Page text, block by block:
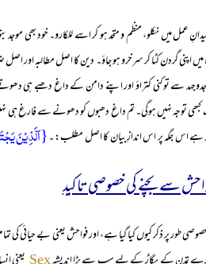
میں نکلو، منظم و متحد ہو کر اسے للکارو۔ خود بھی موجد
میں اپنی گردن کٹا کر سرخرو ہو جاؤ۔ دین کا اصل مطالبہ
سے توکنی کتراؤ اور اپنے دامن کے داغ دھبے ہی دھوتے
توجہ نہیں ہوگی۔ تم داغ دھبوں کو دھونے سے فارغ ہی
ہے اس جگہ پر اس اندازِ بیان کا اصل مطلب: ۔{اَلَّذِیۡنَ
سے بچنے کی خصوصی تاکید
پر ذکر کیوں کیا گیا ہے، اور فواحش یعنی بے حیائی کی
Sex